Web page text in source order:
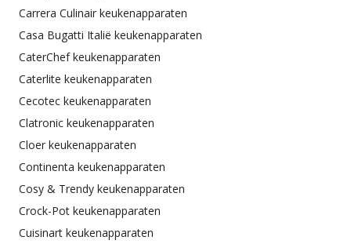
Carrera Culinair keukenapparaten
Casa Bugatti Italië keukenapparaten
CaterChef keukenapparaten
Caterlite keukenapparaten
Cecotec keukenapparaten
Clatronic keukenapparaten
Cloer keukenapparaten
Continenta keukenapparaten
Cosy & Trendy keukenapparaten
Crock-Pot keukenapparaten
Cuisinart keukenapparaten